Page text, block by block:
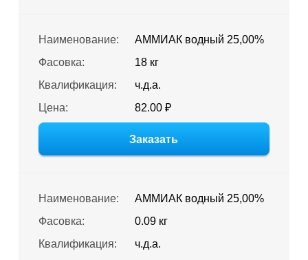
Наименование:
АММИАК водный 25,00%
Фасовка:
18 кг
Квалификация:
ч.д.а.
Цена:
82.00 ₽
Заказать
Наименование:
АММИАК водный 25,00%
Фасовка:
0.09 кг
Квалификация:
ч.д.а.